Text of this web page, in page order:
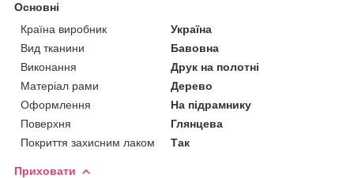
Основні
Країна виробник
Україна
Вид тканини
Бавовна
Виконання
Друк на полотні
Матеріал рами
Дерево
Оформлення
На підрамнику
Поверхня
Глянцева
Покриття захисним лаком
Так
Приховати